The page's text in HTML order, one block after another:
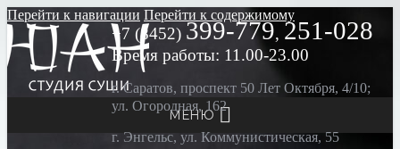
Перейти к навигации Перейти к содержимому
МЕНЮ
+7 (8452) 399-779, 251-028
Время работы: 11.00-23.00
г. Саратов, проспект 50 Лет Октября, 4/10;
ул. Огородная, 162
г. Энгельс, ул. Коммунистическая, 55